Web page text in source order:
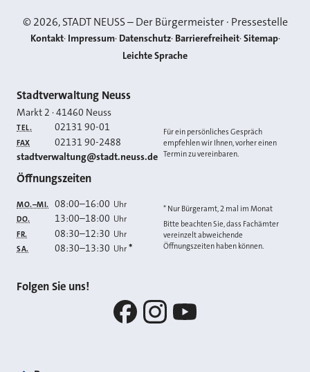
©2026, STADT NEUSS – Der Bürgermeister · Pressestelle
Kontakt Impressum Datenschutz Barrierefreiheit Sitemap
Leichte Sprache
Kontakt
Stadtverwaltung Neuss
Markt 2 ·41460 Neuss
TEL. 02131 90-01
FAX 02131 90-2488
E-MAIL
stadtverwaltung@stadt.neuss.de
Für ein persönliches Gespräch
empfehlen wir Ihnen, vorher einen
Termin zu vereinbaren.
Öffnungszeiten
MO.–MI. 08:00–16:00 Uhr
DO. 13:00–18:00 Uhr
FR. 08:30–12:30 Uhr
SA. 08:30–13:30 Uhr *
* Nur Bürgeramt, 2 mal im Monat
Bitte beachten Sie, dass Fachämter
vereinzelt abweichende
Öffnungszeiten haben können.
Folgen Sie uns!